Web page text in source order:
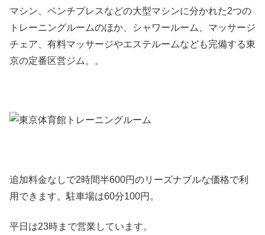
マシン、ベンチプレスなどの大型マシンに分かれた2つの
トレーニングルームのほか、シャワールーム、マッサージ
チェア、有料マッサージやエステルームなども完備する東
京の定番区営ジム。。
追加料金なしで2時間半600円のリーズナブルな価格で利
用できます。駐車場は60分100円。
平日は23時まで営業しています。